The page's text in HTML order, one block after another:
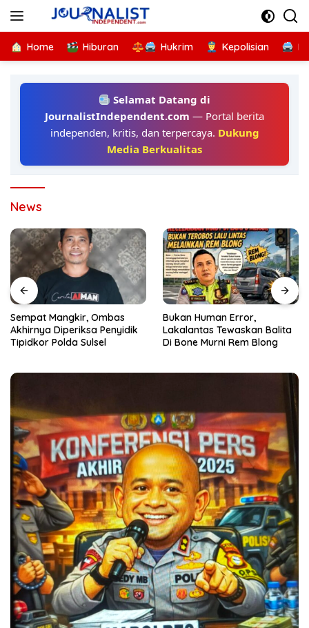
Home Hiburan Hukrim Kepolisian
Selamat Datang di
JournalistIndependent.com — Portal berita
independen, kritis, dan terpercaya. Dukung
Media Berkualitas
News
Sempat Mangkir, Ombas
Akhirnya Diperiksa Penyidik
Tipidkor Polda Sulsel
Bukan Human Error,
Lakalantas Tewaskan Balita
Di Bone Murni Rem Blong